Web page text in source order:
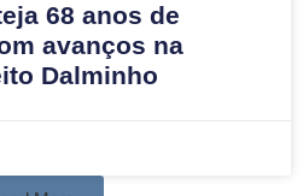
68 anos de
avanços na
Dalminho